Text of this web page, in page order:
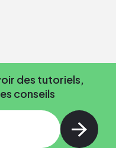
des tutoriels,
conseils